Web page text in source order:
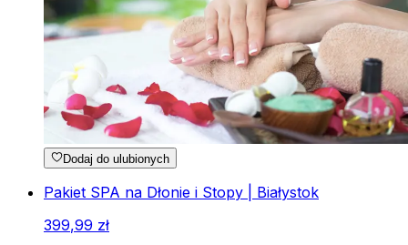
Dodaj do ulubionych
Pakiet SPA na Dłonie i Stopy | Białystok
399,99 zł